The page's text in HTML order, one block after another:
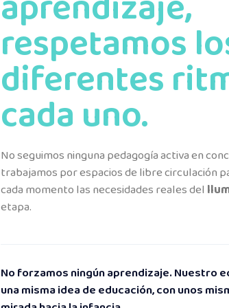
respetamos
diferentes
cada uno.
No seguimos ninguna pedagogía activa en
trabajamos por espacios de libre circulación
cada momento las necesidades reales del
etapa.
No forzamos ningún aprendizaje. Nuestro
una misma idea de educación, con unos